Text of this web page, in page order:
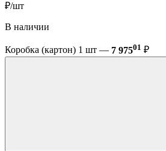
₽/шт
В наличии
Коробка (картон) 1 шт — 7 97501 ₽